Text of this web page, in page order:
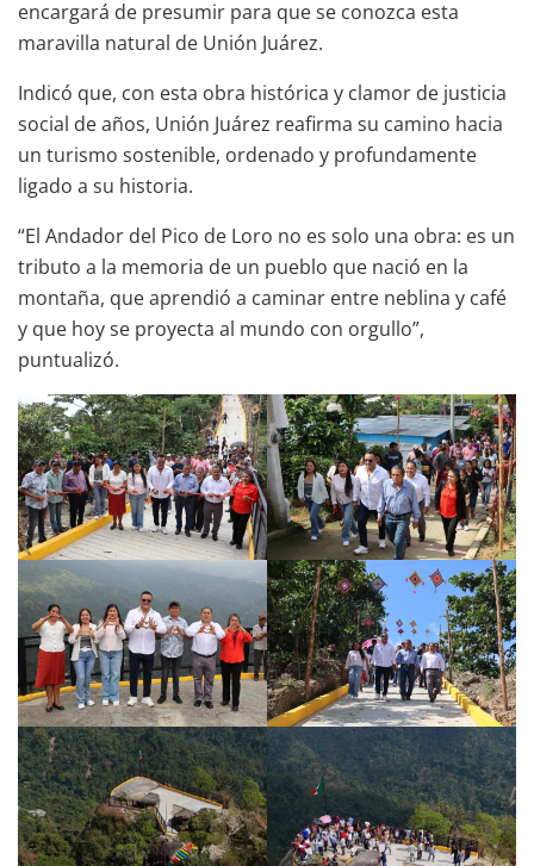
encargará de presumir para que se conozca esta
maravilla natural de Unión Juárez.
Indicó que, con esta obra histórica y clamor de justicia
social de años, Unión Juárez reafirma su camino hacia
un turismo sostenible, ordenado y profundamente
ligado a su historia.
“El Andador del Pico de Loro no es solo una obra: es un
tributo a la memoria de un pueblo que nació en la
montaña, que aprendió a caminar entre neblina y café
y que hoy se proyecta al mundo con orgullo”,
puntualizó.